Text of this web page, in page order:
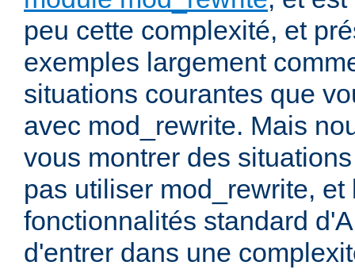
peu cette complexité, et
exemples largement
situations courantes que
avec mod_rewrite. Mais
vous montrer des
pas utiliser mod_rewrite,
fonctionnalités standard
d'entrer dans une